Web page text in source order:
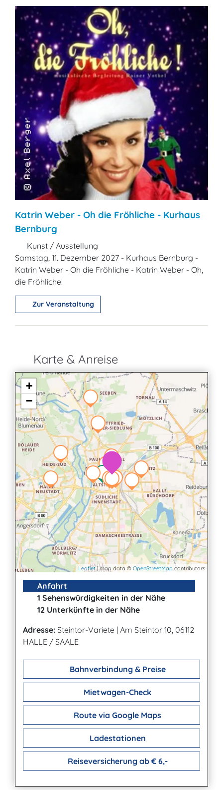
Katrin Weber - Oh die Fröhliche - Kurhaus
Bernburg
Kunst / Ausstellung
Samstag, 11. Dezember 2027 - Kurhaus Bernburg -
Katrin Weber - Oh die Fröhliche - Katrin Weber - Oh,
die Fröhliche!
Zur Veranstaltung
Karte & Anreise
+
−
Leaflet| map data © OpenStreetMap contributors
Anfahrt
1 Sehenswürdigkeiten in der Nähe
12 Unterkünfte in der Nähe
Adresse: Steintor-Variete | Am Steintor 10, 06112
HALLE / SAALE
Bahnverbindung & Preise
Mietwagen-Check
Route via Google Maps
Ladestationen
Reiseversicherung ab € 6,-